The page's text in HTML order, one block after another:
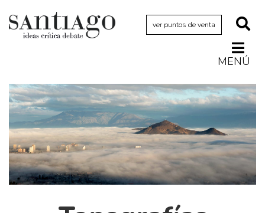
ver puntos de venta
MENÚ
Actualidad
Archivo Cenfoto-UDP
Arquetipos de situación
Artes visuales
Ciencia
Cine y televisión